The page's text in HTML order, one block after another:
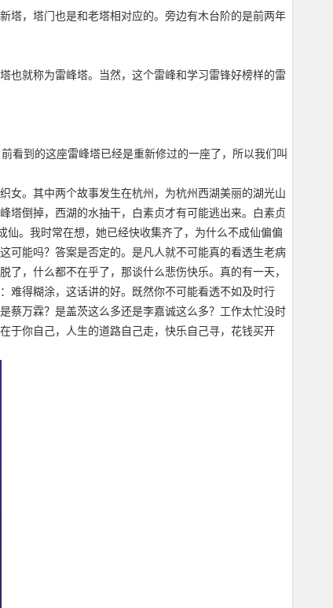
塔，塔门也是和老塔相对应的。旁边有木台阶的是前两年
也就称为雷峰塔。当然，这个雷峰和学习雷锋好榜样的雷
看到的这座雷峰塔已经是重新修过的一座了，所以我们叫
女。其中两个故事发生在杭州，为杭州西湖美丽的湖光山
塔倒掉，西湖的水抽干，白素贞才有可能逃出来。白素贞
。我时常在想，她已经快收集齐了，为什么不成仙偏偏
可能吗？答案是否定的。是凡人就不可能真的看透生老病
，什么都不在乎了，那谈什么悲伤快乐。真的有一天，
难得糊涂，这话讲的好。既然你不可能看透不如及时行
蔡万霖？是盖茨这么多还是李嘉诚这么多？工作太忙没时
于你自己，人生的道路自己走，快乐自己寻，花钱买开